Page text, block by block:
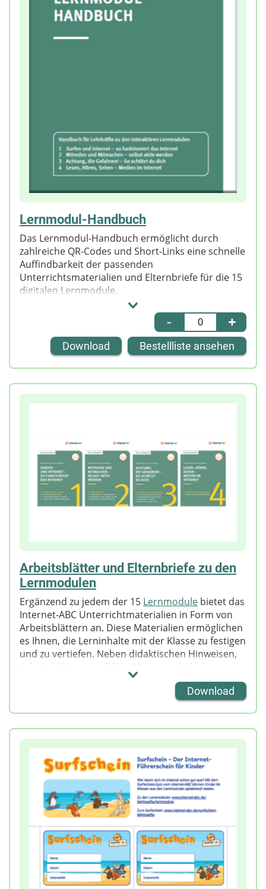
Lernmodul-Handbuch
Das Lernmodul-Handbuch ermöglicht durch
zahlreiche QR-Codes und Short-Links eine schnelle
Auffindbarkeit der passenden
Unterrichtsmaterialien und Elternbriefe für die 15
digitalen Lernmodule.
- +
Download Bestellliste ansehen
Arbeitsblätter und Elternbriefe zu den
Lernmodulen
Ergänzend zu jedem der 15 Lernmodule bietet das
Internet-ABC Unterrichtmaterialien in Form von
Arbeitsblättern an. Diese Materialien ermöglichen
es Ihnen, die Lerninhalte mit der Klasse zu festigen
und zu vertiefen. Neben didaktischen Hinweisen,
Arbeitsblättern und Checklisten enthält das
Material auch themenspezifische Elternbriefe als
Download